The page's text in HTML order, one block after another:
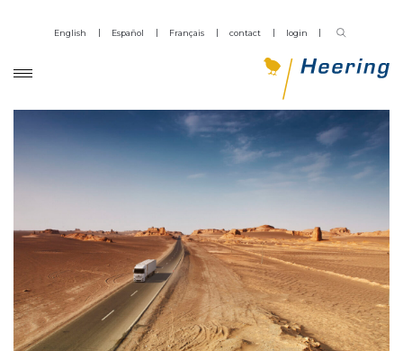
English Español Français contact login